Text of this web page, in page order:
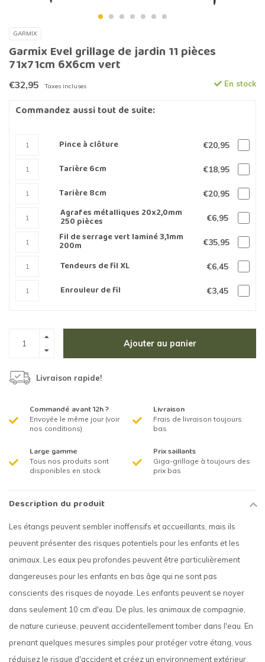
GARMIX
Garmix Evel grillage de jardin 11 pièces
71x71cm 6X6cm vert
€32,95 Taxes incluses En stock
Commandez aussi tout de suite:
Pince à clôture €20,95
Tarière 6cm €18,95
Tarière 8cm €20,95
Agrafes métalliques 20x2,0mm
250 pièces €6,95
Fil de serrage vert laminé 3,1mm
200m €35,95
Tendeurs de fil XL €6,45
Enrouleur de fil €3,45
Ajouter au panier
Livraison rapide!
Commandé avant 12h ?
Envoyée le même jour (voir
nos conditions)
Livraison
Frais de livraison toujours
bas
Large gamme
Tous nos produits sont
disponibles en stock
Prix saillants
Giga-grillage à toujours des
prix bas
Description du produit
Les étangs peuvent sembler inoffensifs et accueillants, mais ils
peuvent présenter des risques potentiels pour les enfants et les
animaux. Les eaux peu profondes peuvent être particulièrement
dangereuses pour les enfants en bas âge qui ne sont pas
conscients des risques de noyade. Les enfants peuvent se noyer
dans seulement 10 cm d'eau. De plus, les animaux de compagnie,
de nature curieuse, peuvent accidentellement tomber dans l'eau. En
prenant quelques mesures simples pour protéger votre étang, vous
réduisez le risque d'accident et créez un environnement extérieur